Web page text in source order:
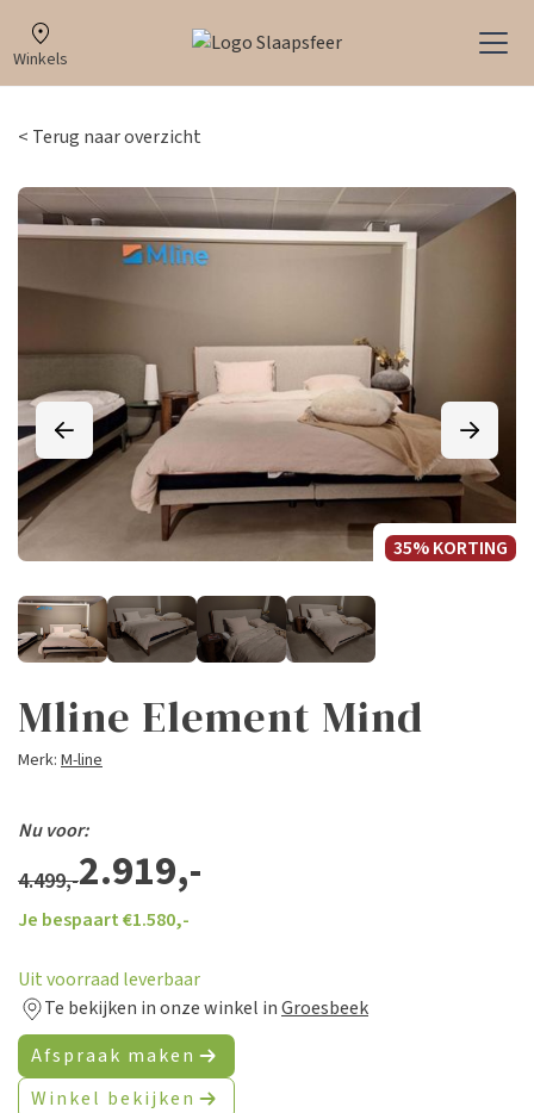
Winkels
< Terug naar overzicht
35% KORTING
Mline Element Mind
Merk: M-line
Nu voor:
4.499,-2.919,-
Je bespaart €1.580,-
Uit voorraad leverbaar
Te bekijken in onze winkel inGroesbeek
Afspraak maken
Winkel bekijken